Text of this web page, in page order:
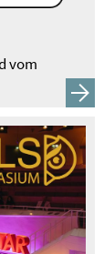
vom